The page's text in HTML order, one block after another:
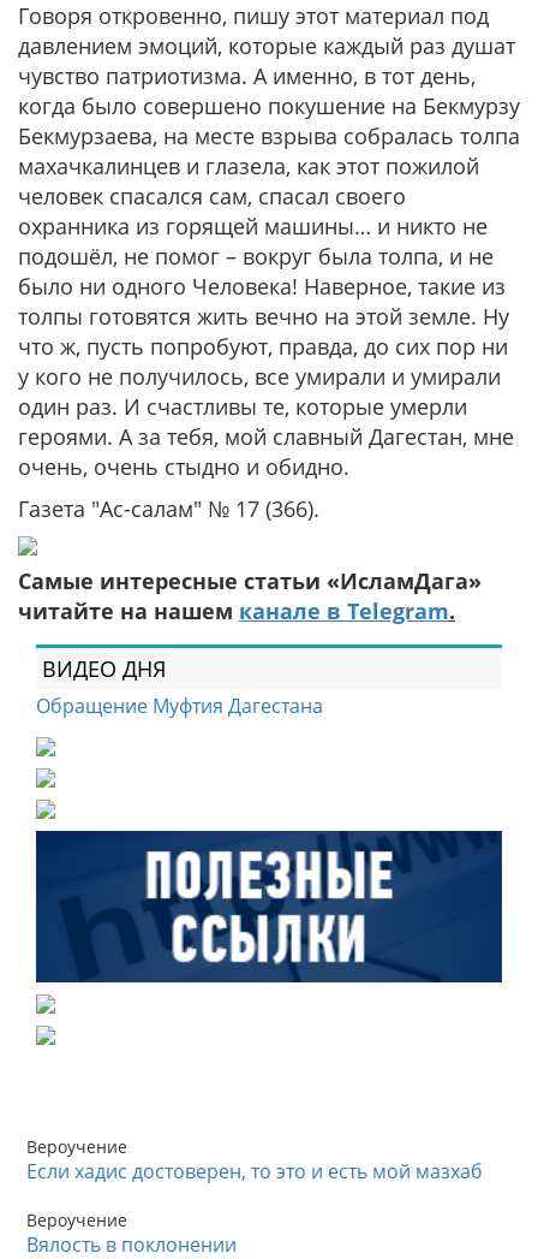
Говоря откровенно, пишу этот материал под
давлением эмоций, которые каждый раз душат
чувство патриотизма. А именно, в тот день,
когда было совершено покушение на Бекмурзу
Бекмурзаева, на месте взрыва собралась толпа
махачкалинцев и глазела, как этот пожилой
человек спасался сам, спасал своего
охранника из горящей машины… и никто не
подошёл, не помог – вокруг была толпа, и не
было ни одного Человека! Наверное, такие из
толпы готовятся жить вечно на этой земле. Ну
что ж, пусть попробуют, правда, до сих пор ни
у кого не получилось, все умирали и умирали
один раз. И счастливы те, которые умерли
героями. А за тебя, мой славный Дагестан, мне
очень, очень стыдно и обидно.
Газета "Ас-салам" № 17 (366).
Самые интересные статьи «ИсламДага»
читайте на нашем канале в Telegram.
ВИДЕО ДНЯ
Обращение Муфтия Дагестана
Вероучение
Если хадис достоверен, то это и есть мой мазхаб
Вероучение
Вялость в поклонении